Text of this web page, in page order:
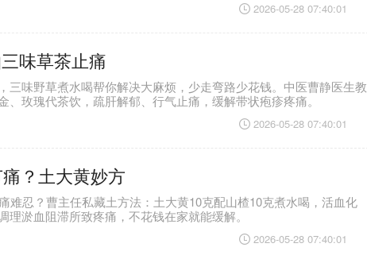
2026-05-28 07:40:01
味草茶止痛
三味野草煮水喝帮你解决大麻烦，少走弯路少花钱。中医曹静医生教
、玫瑰代茶饮，疏肝解郁、行气止痛，缓解带状疱疹疼痛。
2026-05-28 07:40:01
？土大黄妙方
难忍？曹主任私藏土方法：土大黄10克配山楂10克煮水喝，活血化
理淤血阻滞所致疼痛，不花钱在家就能缓解。
2026-05-28 07:40:01